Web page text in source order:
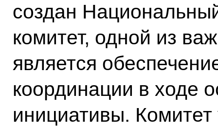
создан
комитет, одной из
является
координации в ходе
инициативы.